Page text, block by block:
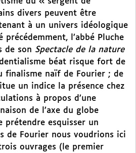
divers peuvent être
à un univers idéologique
l’abbé Pluche
de son Spectacle de la nature
béat risque fort de
finalisme naïf de Fourier ; de
un indice la présence chez
à propos d’une
de l’axe du globe
prétendre esquisser un
de Fourier nous voudrions ici
ouvrages (le premier